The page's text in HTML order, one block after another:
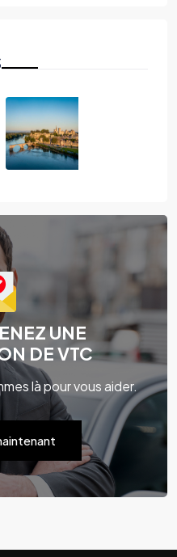
UNE
DE VTC
là pour vous aider.